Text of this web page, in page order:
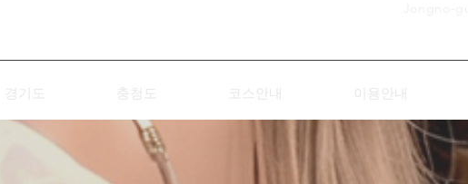
경기도 충청도 코스안내 이용안내